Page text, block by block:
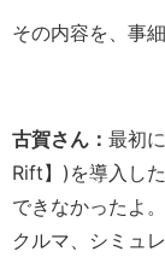
その内容を、事
古賀さん： 最初
Rift】)を導入し
できなかったよ
クルマ、シミュ